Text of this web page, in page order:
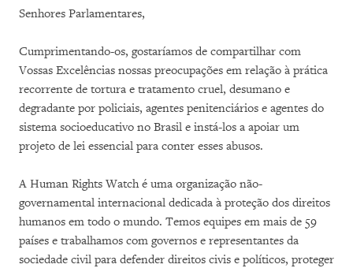
Senhores Parlamentares,
Cumprimentando-os, gostaríamos de compartilhar com
Vossas Excelências nossas preocupações em relação à prática
recorrente de tortura e tratamento cruel, desumano e
degradante por policiais, agentes penitenciários e agentes do
sistema socioeducativo no Brasil e instá-los a apoiar um
projeto de lei essencial para conter esses abusos.
A Human Rights Watch é uma organização não-
governamental internacional dedicada à proteção dos direitos
humanos em todo o mundo. Temos equipes em mais de 59
países e trabalhamos com governos e representantes da
sociedade civil para defender direitos civis e políticos, proteger